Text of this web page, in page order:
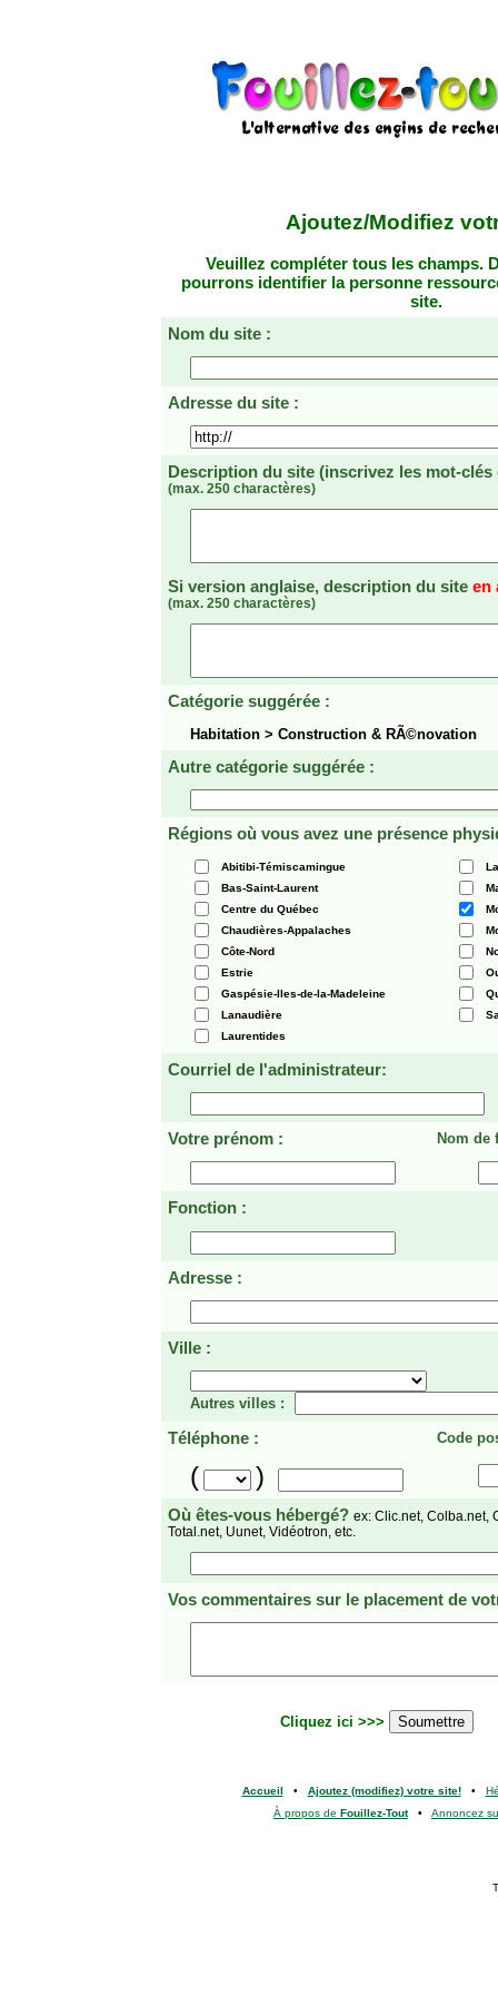
Ajoutez/Modifiez
Veuillez compléter tous les champs.
pourrons identifier la personne
site.
Nom du site :
Adresse du site :
Description du site (inscrivez les mot-
(max. 250 charactères)
Si version anglaise, description du site en
(max. 250 charactères)
Catégorie suggérée :
Habitation > Construction & RÃ©novation
Autre catégorie suggérée :
Régions où vous avez une présence
Abitibi-Témiscamingue
Bas-Saint-Laurent
Centre du Québec
Chaudières-Appalaches
Côte-Nord
Estrie
Gaspésie-Iles-de-la-Madeleine
Lanaudière
Laurentides
Courriel de l'administrateur:
Votre prénom : Nom de
Fonction :
Adresse :
Ville :
Autres villes :
Téléphone : Code
( )
Où êtes-vous hébergé? ex: Clic.net, Colba.net,
Total.net, Uunet, Vidéotron, etc.
Vos commentaires sur le placement de
Cliquez ici >>>
Accueil • Ajoutez (modifiez) votre site!•
À propos de Fouillez-Tout• Annoncez